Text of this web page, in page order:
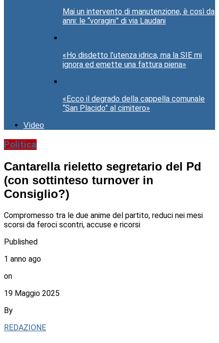
Mai un intervento di manutenzione, è così da
anni: le “voragini” di via Laudani
«Ho disdetto l’utenza idrica, ma la SIE mi
ignora ed emette una fattura piena»
«Ecco il degrado della cappella comunale
“San Placido” al cimitero»
Video
Politica
Cantarella rieletto segretario del Pd
(con sottinteso turnover in
Consiglio?)
Compromesso tra le due anime del partito, reduci nei mesi
scorsi da feroci scontri, accuse e ricorsi
Published
1 anno ago
on
19 Maggio 2025
By
REDAZIONE